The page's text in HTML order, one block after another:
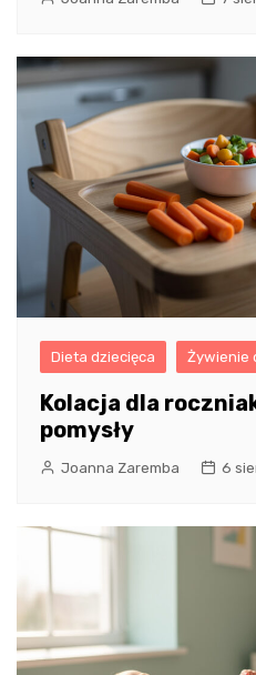
Dieta dziecięca Żywienie
Kolacja dla
pomysły
Joanna Zaremba 6